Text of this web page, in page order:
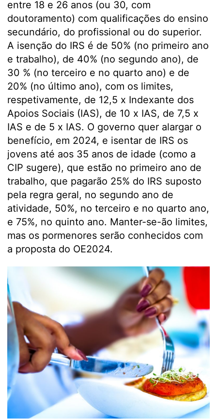
entre 18 e 26 anos (ou 30, com
doutoramento) com qualificações do ensino
secundário, do profissional ou do superior.
A isenção do IRS é de 50% (no primeiro ano
e trabalho), de 40% (no segundo ano), de
30 % (no terceiro e no quarto ano) e de
20% (no último ano), com os limites,
respetivamente, de 12,5 x Indexante dos
Apoios Sociais (IAS), de 10 x IAS, de 7,5 x
IAS e de 5 x IAS. O governo quer alargar o
benefício, em 2024, e isentar de IRS os
jovens até aos 35 anos de idade (como a
CIP sugere), que estão no primeiro ano de
trabalho, que pagarão 25% do IRS suposto
pela regra geral, no segundo ano de
atividade, 50%, no terceiro e no quarto ano,
e 75%, no quinto ano. Manter-se-ão limites,
mas os pormenores serão conhecidos com
a proposta do OE2024.